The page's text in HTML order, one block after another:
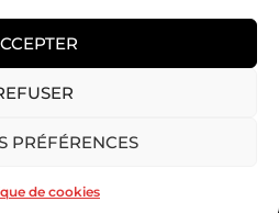
PRÉFÉRENCES
de cookies